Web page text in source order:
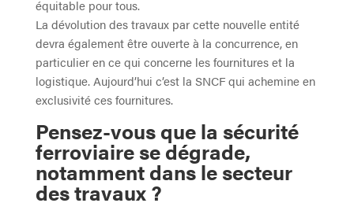
équitable pour tous.
La dévolution des travaux par cette nouvelle entité
devra également être ouverte à la concurrence, en
particulier en ce qui concerne les fournitures et la
logistique. Aujourd’hui c’est la SNCF qui achemine en
exclusivité ces fournitures.
Pensez-vous que la sécurité
ferroviaire se dégrade,
notamment dans le secteur
des travaux ?